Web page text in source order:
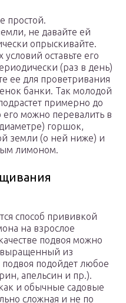
простой.
не давайте ей
опрыскивайте.
оставьте его
(раз в день)
ее для проветривания
банки. Так молодой
примерно до
его можно перевалить в
горшок,
земли (о ней ниже) и
лимоном.
способ прививкой
на взрослое
подвоя можно
выращенный из
подвоя подойдет любое
апельсин и пр.).
и обычные садовые
сложная и не по